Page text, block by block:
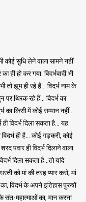
सुधि लेने वाला सामने नहीं
ही हो कर गया. विदर्भवादी भी
तो झूम ही रहे हैं… विदर्भ नाम के
पर थिरक रहे हैं… विदर्भ का
का किसी में कोई सम्मान नहीं…
ही विदर्भ दिला सकता है… यह
विदर्भ ही है… कोई गड़करी, कोई
पवार ही विदर्भ दिलाने वाला
दिला सकता है…तो यदि
को मां की तरह प्यार करो, मां
विदर्भ के अपने इतिहास पुरुषों
के संत-महात्माओं का, मान करना